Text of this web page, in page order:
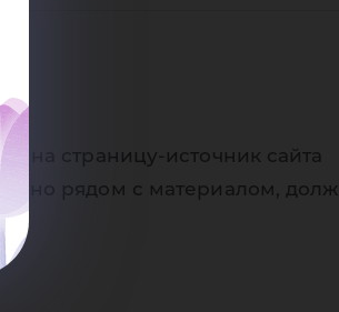
на страницу-источник сайта
рядом с материалом,